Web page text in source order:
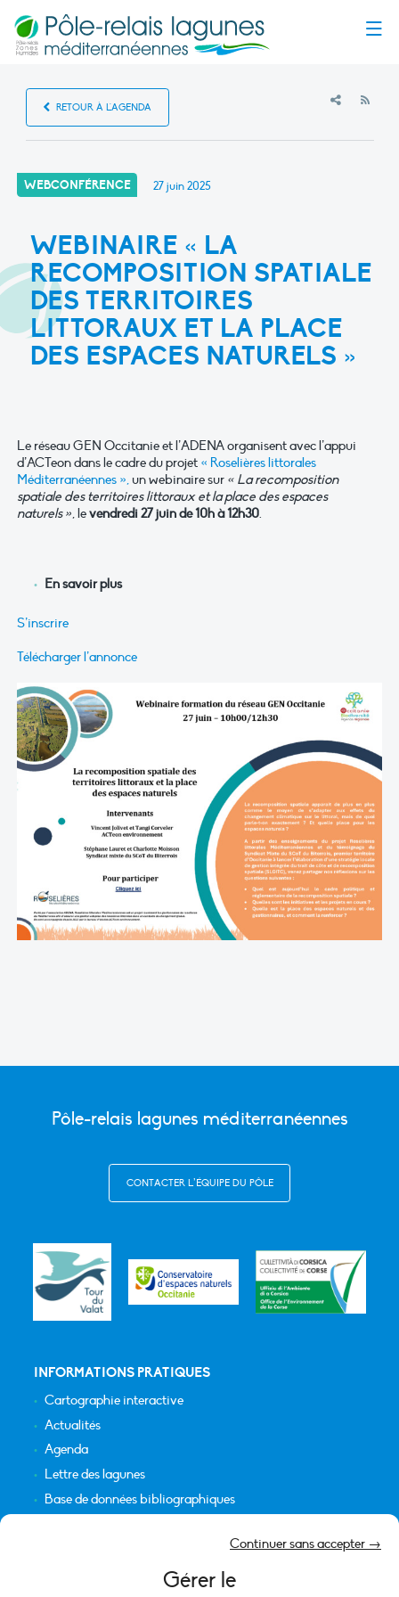
Gérer le
Continuer sans accepter →
RETOUR À L'AGENDA
WEBCONFÉRENCE 27 juin 2025
WEBINAIRE « LA
RECOMPOSITION SPATIALE
DES TERRITOIRES
LITTORAUX ET LA PLACE
DES ESPACES NATURELS »
Le réseau GEN Occitanie et l’ADENA organisent avec l’appui
d’ACTeon dans le cadre du projet « Roselières littorales
Méditerranéennes », un webinaire sur « La recomposition
spatiale des territoires littoraux et la place des espaces
naturels », levendredi 27 juin de 10h à 12h30.
En savoir plus
S’inscrire
Télécharger l’annonce
Pôle-relais lagunes méditerranéennes
CONTACTER L’ÉQUIPE DU PÔLE
INFORMATIONS PRATIQUES
Cartographie interactive
Actualités
Agenda
Lettre des lagunes
Base de données bibliographiques